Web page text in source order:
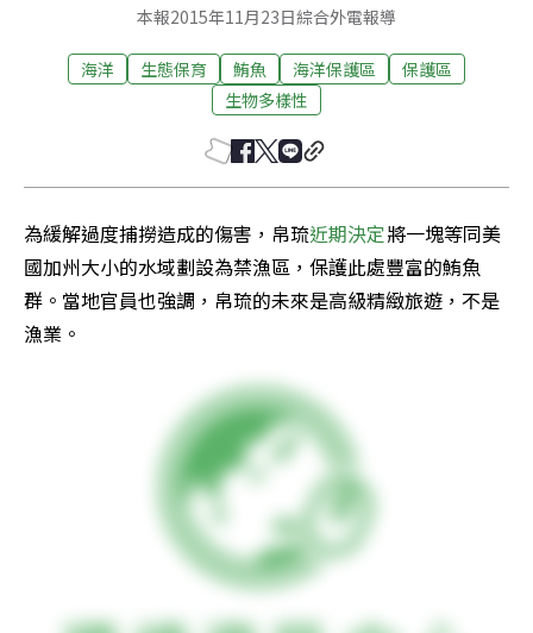
本報2015年11月23日綜合外電報導
海洋 生態保育 鮪魚 海洋保護區
保護區
生物多樣性
為緩解過度捕撈造成的傷害，帛琉近期決定將一塊等同美
國加州大小的水域劃設為禁漁區，保護此處豐富的鮪魚
群。當地官員也強調，帛琉的未來是高級精緻旅遊，不是
漁業。